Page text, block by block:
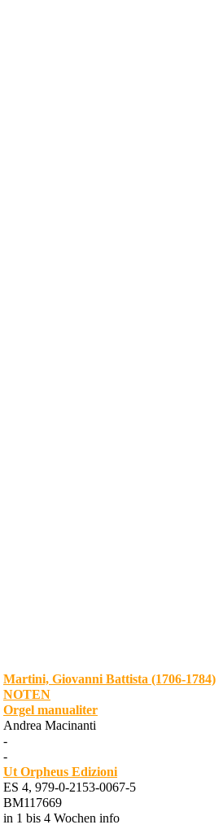
Martini, Giovanni Battista (1706-1784)
NOTEN
Orgel manualiter
Andrea Macinanti
-
-
Ut Orpheus Edizioni
ES 4, 979-0-2153-0067-5
BM117669
in 1 bis 4 Wochen info